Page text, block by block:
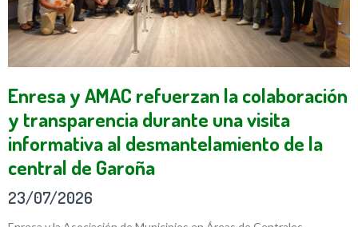
Enresa y AMAC refuerzan la colaboración
y transparencia durante una visita
informativa al desmantelamiento de la
central de Garoña
23/07/2026